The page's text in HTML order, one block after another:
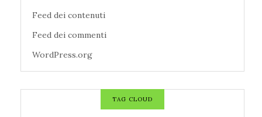
Feed dei contenuti
Feed dei commenti
WordPress.org
TAG CLOUD